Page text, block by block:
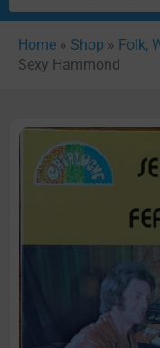
Home » Shop » Folk,
Sexy Hammond